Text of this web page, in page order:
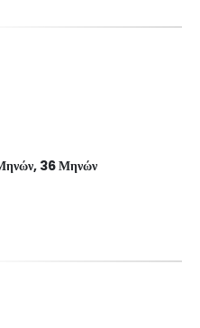
36 Μηνών